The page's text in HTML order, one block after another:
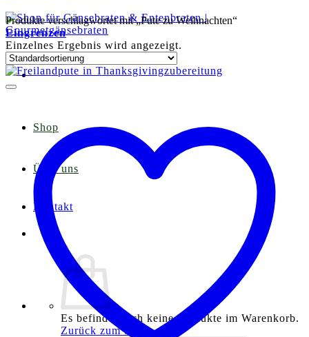
Shop
Über uns
Kontakt
Es befinden sich keine Produkte im Warenkorb.
Zurück zum Shop
Produkte verschlagwortet mit „Pute zu Weihnachten“
Eingrenzen
Einzelnes Ergebnis wird angezeigt.